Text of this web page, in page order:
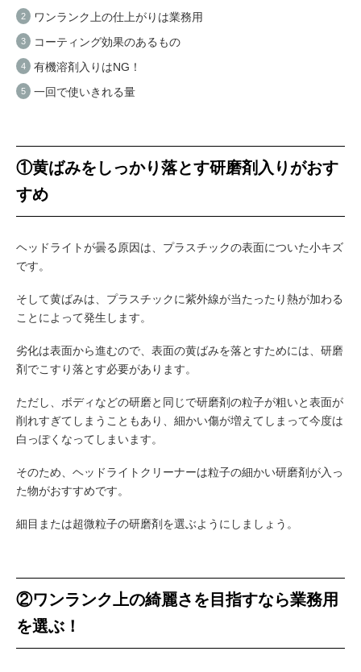
ワンランク上の仕上がりは業務用
コーティング効果のあるもの
有機溶剤入りはNG！
一回で使いきれる量
①黄ばみをしっかり落とす研磨剤入りがおす
すめ
ヘッドライトが曇る原因は、プラスチックの表面についた小キズ
です。
そして黄ばみは、プラスチックに紫外線が当たったり熱が加わる
ことによって発生します。
劣化は表面から進むので、表面の黄ばみを落とすためには、研磨
剤でこすり落とす必要があります。
ただし、ボディなどの研磨と同じで研磨剤の粒子が粗いと表面が
削れすぎてしまうこともあり、細かい傷が増えてしまって今度は
白っぽくなってしまいます。
そのため、ヘッドライトクリーナーは粒子の細かい研磨剤が入っ
た物がおすすめです。
細目または超微粒子の研磨剤を選ぶようにしましょう。
②ワンランク上の綺麗さを目指すなら業務用
を選ぶ！